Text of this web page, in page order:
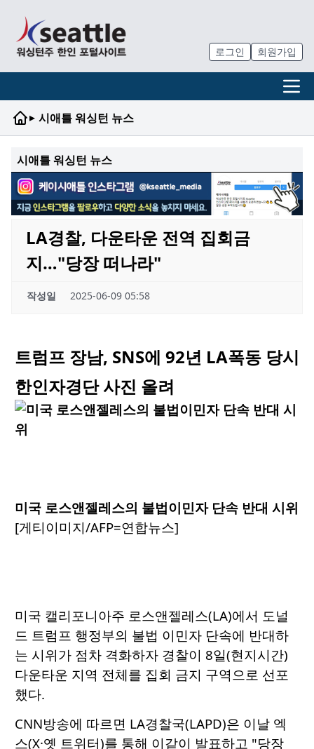
로그인 회원가입
▸ 시애틀 워싱턴 뉴스
시애틀 워싱턴 뉴스
LA경찰, 다운타운 전역 집회금
지…"당장 떠나라"
작성일 2025-06-09 05:58
트럼프 장남, SNS에 92년 LA폭동 당시
한인자경단 사진 올려
미국 로스앤젤레스의 불법이민자 단속 반대 시위
[게티이미지/AFP=연합뉴스]
미국 캘리포니아주 로스앤젤레스(LA)에서 도널
드 트럼프 행정부의 불법 이민자 단속에 반대하
는 시위가 점차 격화하자 경찰이 8일(현지시간)
다운타운 지역 전체를 집회 금지 구역으로 선포
했다.
CNN방송에 따르면 LA경찰국(LAPD)은 이날 엑
스(X·옛 트위터)를 통해 이같이 발표하고 "당장